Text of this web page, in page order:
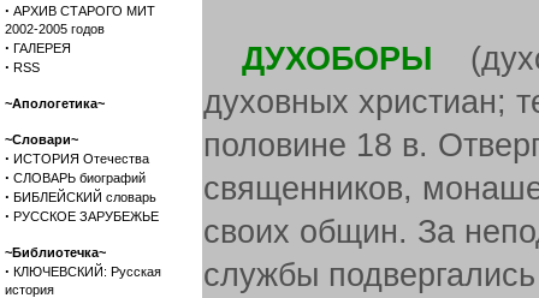
· АРХИВ СТАРОГО МИТ
2002-2005 годов
· ГАЛЕРЕЯ
· RSS
~Апологетика~
~Словари~
· ИСТОРИЯ Отечества
· СЛОВАРЬ биографий
· БИБЛЕЙСКИЙ словарь
· РУССКОЕ ЗАРУБЕЖЬЕ
~Библиотечка~
· КЛЮЧЕВСКИЙ: Русская
история
ДУХОБОРЫ
духовных христиан;
половине 18 в.
священников,
своих общин. За
службы